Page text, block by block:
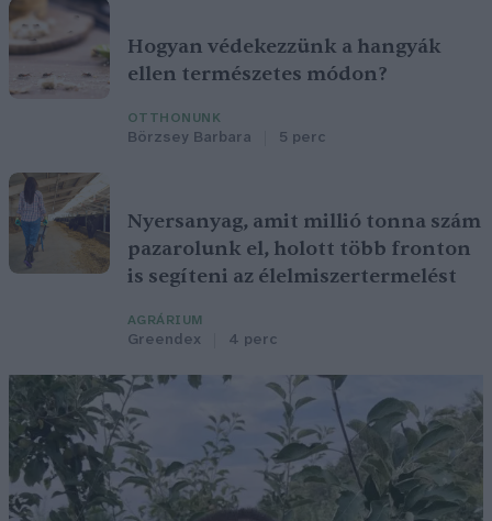
Hogyan védekezzünk a hangyák
ellen természetes módon?
OTTHONUNK
Börzsey Barbara 5 perc
Nyersanyag, amit millió tonna szám
pazarolunk el, holott több fronton
is segíteni az élelmiszertermelést
AGRÁRIUM
Greendex 4 perc